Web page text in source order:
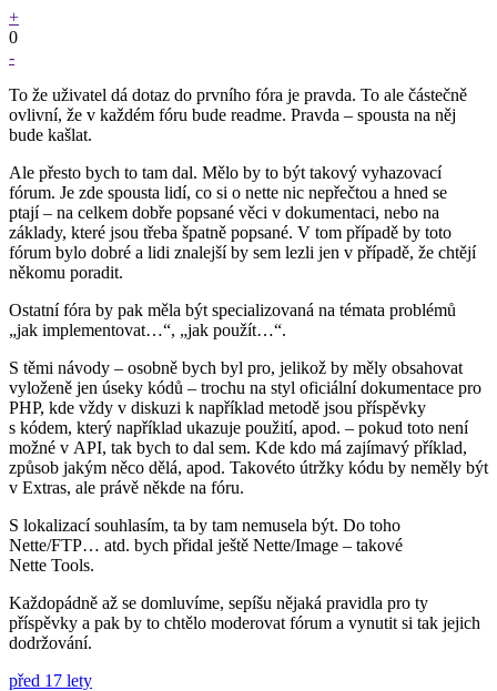
+
0
-
To že uživatel dá dotaz do prvního fóra je pravda. To ale částečně
ovlivní, že v každém fóru bude readme. Pravda – spousta na něj
bude kašlat.
Ale přesto bych to tam dal. Mělo by to být takový vyhazovací
fórum. Je zde spousta lidí, co si o nette nic nepřečtou a hned se
ptají – na celkem dobře popsané věci v dokumentaci, nebo na
základy, které jsou třeba špatně popsané. V tom případě by toto
fórum bylo dobré a lidi znalejší by sem lezli jen v případě, že chtějí
někomu poradit.
Ostatní fóra by pak měla být specializovaná na témata problémů
„jak implementovat…“, „jak použít…“.
S těmi návody – osobně bych byl pro, jelikož by měly obsahovat
vyloženě jen úseky kódů – trochu na styl oficiální dokumentace pro
PHP, kde vždy v diskuzi k například metodě jsou příspěvky
s kódem, který například ukazuje použití, apod. – pokud toto není
možné v API, tak bych to dal sem. Kde kdo má zajímavý příklad,
způsob jakým něco dělá, apod. Takovéto útržky kódu by neměly být
v Extras, ale právě někde na fóru.
S lokalizací souhlasím, ta by tam nemusela být. Do toho
Nette/FTP… atd. bych přidal ještě Nette/Image – takové
Nette Tools.
Každopádně až se domluvíme, sepíšu nějaká pravidla pro ty
příspěvky a pak by to chtělo moderovat fórum a vynutit si tak jejich
dodržování.
před 17 lety